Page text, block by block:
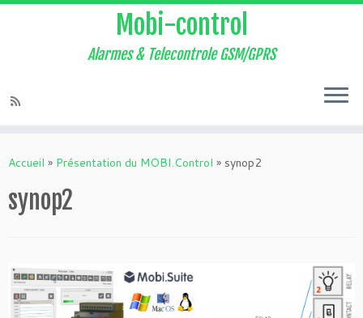
au
Mobi-control
Alarmes & Telecontrole GSM/GPRS
Accueil » Présentation du MOBI.Control » synop2
synop2